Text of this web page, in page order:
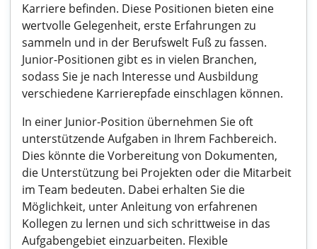
Karriere befinden. Diese Positionen bieten eine
wertvolle Gelegenheit, erste Erfahrungen zu
sammeln und in der Berufswelt Fuß zu fassen.
Junior-Positionen gibt es in vielen Branchen,
sodass Sie je nach Interesse und Ausbildung
verschiedene Karrierepfade einschlagen können.
In einer Junior-Position übernehmen Sie oft
unterstützende Aufgaben in Ihrem Fachbereich.
Dies könnte die Vorbereitung von Dokumenten,
die Unterstützung bei Projekten oder die Mitarbeit
im Team bedeuten. Dabei erhalten Sie die
Möglichkeit, unter Anleitung von erfahrenen
Kollegen zu lernen und sich schrittweise in das
Aufgabengebiet einzuarbeiten. Flexible